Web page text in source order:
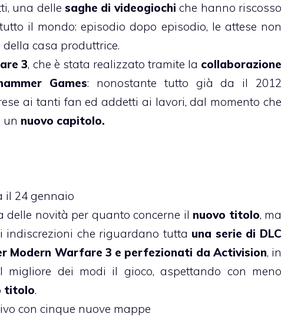
una delle saghe di videogiochi che hanno riscosso
il mondo: episodio dopo episodio, le attese non
casa produttrice.
3, che è stata realizzato tramite la collaborazione
Games: nonostante tutto già da il 2012
ai tanti fan ed addetti ai lavori, dal momento che
un nuovo capitolo.
il 24 gennaio
delle novità per quanto concerne il nuovo titolo, ma
che riguardano tutta una serie di DLC
Modern Warfare 3 e perfezionati da Activision, in
migliore dei modi il gioco, aspettando con meno
titolo.
con cinque nuove mappe